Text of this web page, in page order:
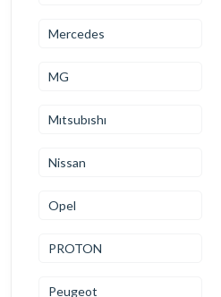
Mercedes
MG
Mıtsubıshı
Nissan
Opel
PROTON
Peugeot